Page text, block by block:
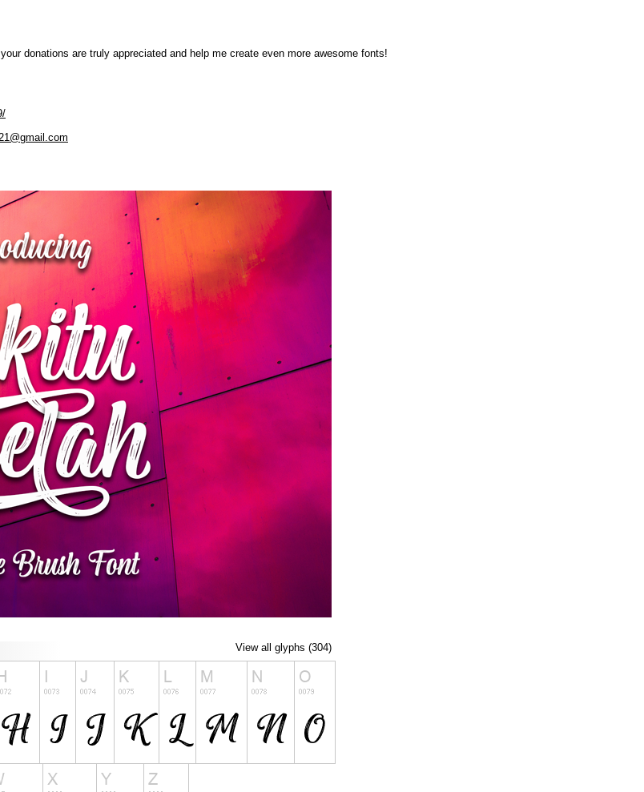
donations are truly appreciated and help me create even more awesome fonts!
View all glyphs (304)